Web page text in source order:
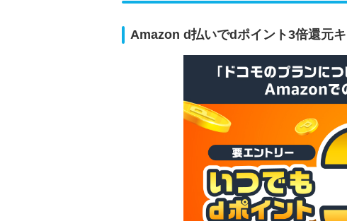
Amazon d払いでdポイント3倍還元